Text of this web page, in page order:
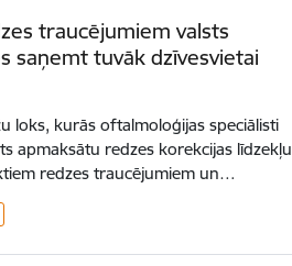
traucējumiem valsts
saņemt tuvāk dzīvesvietai
loks, kurās oftalmoloģijas speciālisti
apmaksātu redzes korekcijas līdzekļu
redzes traucējumiem un…